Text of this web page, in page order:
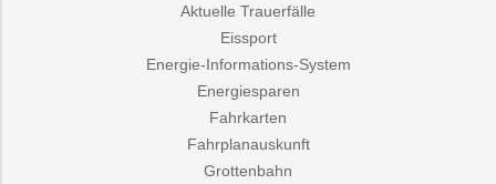
Aktuelle Trauerfälle
Eissport
Energie-Informations-System
Energiesparen
Fahrkarten
Fahrplanauskunft
Grottenbahn